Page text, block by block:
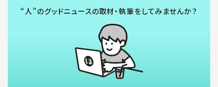
“人”のグッドニュースの取材・執筆をしてみませんか？